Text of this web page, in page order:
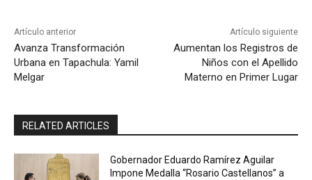
Artículo anterior
Avanza Transformación
Urbana en Tapachula: Yamil
Melgar
Artículo siguiente
Aumentan los Registros de
Niños con el Apellido
Materno en Primer Lugar
RELATED ARTICLES
Gobernador Eduardo Ramírez Aguilar
Impone Medalla “Rosario Castellanos” a